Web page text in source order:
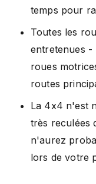
temps pour
Toutes les
entretenues -
roues
routes
La 4x4 n'est
très reculées
n'aurez
lors de votre